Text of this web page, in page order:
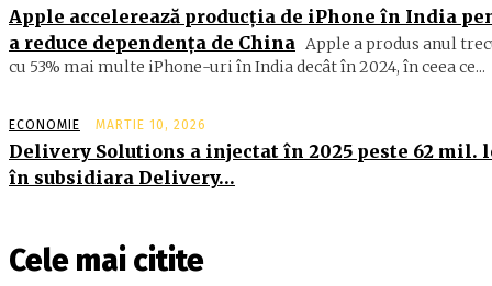
Apple accelerează producția de iPhone în India
a reduce dependența de China Apple a produs anul
cu 53% mai multe iPhone-uri în India decât în 2024, în ceea ce...
ECONOMIE MARTIE 10, 2026
Delivery Solutions a injectat în 2025 peste 62 mil.
în subsidiara Delivery…
Cele mai citite